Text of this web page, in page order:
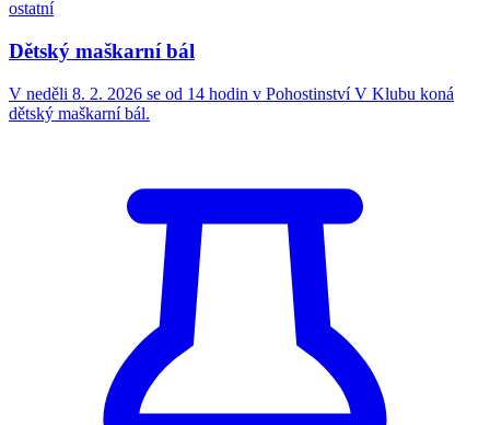
ostatní
Dětský maškarní bál
V neděli 8. 2. 2026 se od 14 hodin v Pohostinství V Klubu koná
dětský maškarní bál.